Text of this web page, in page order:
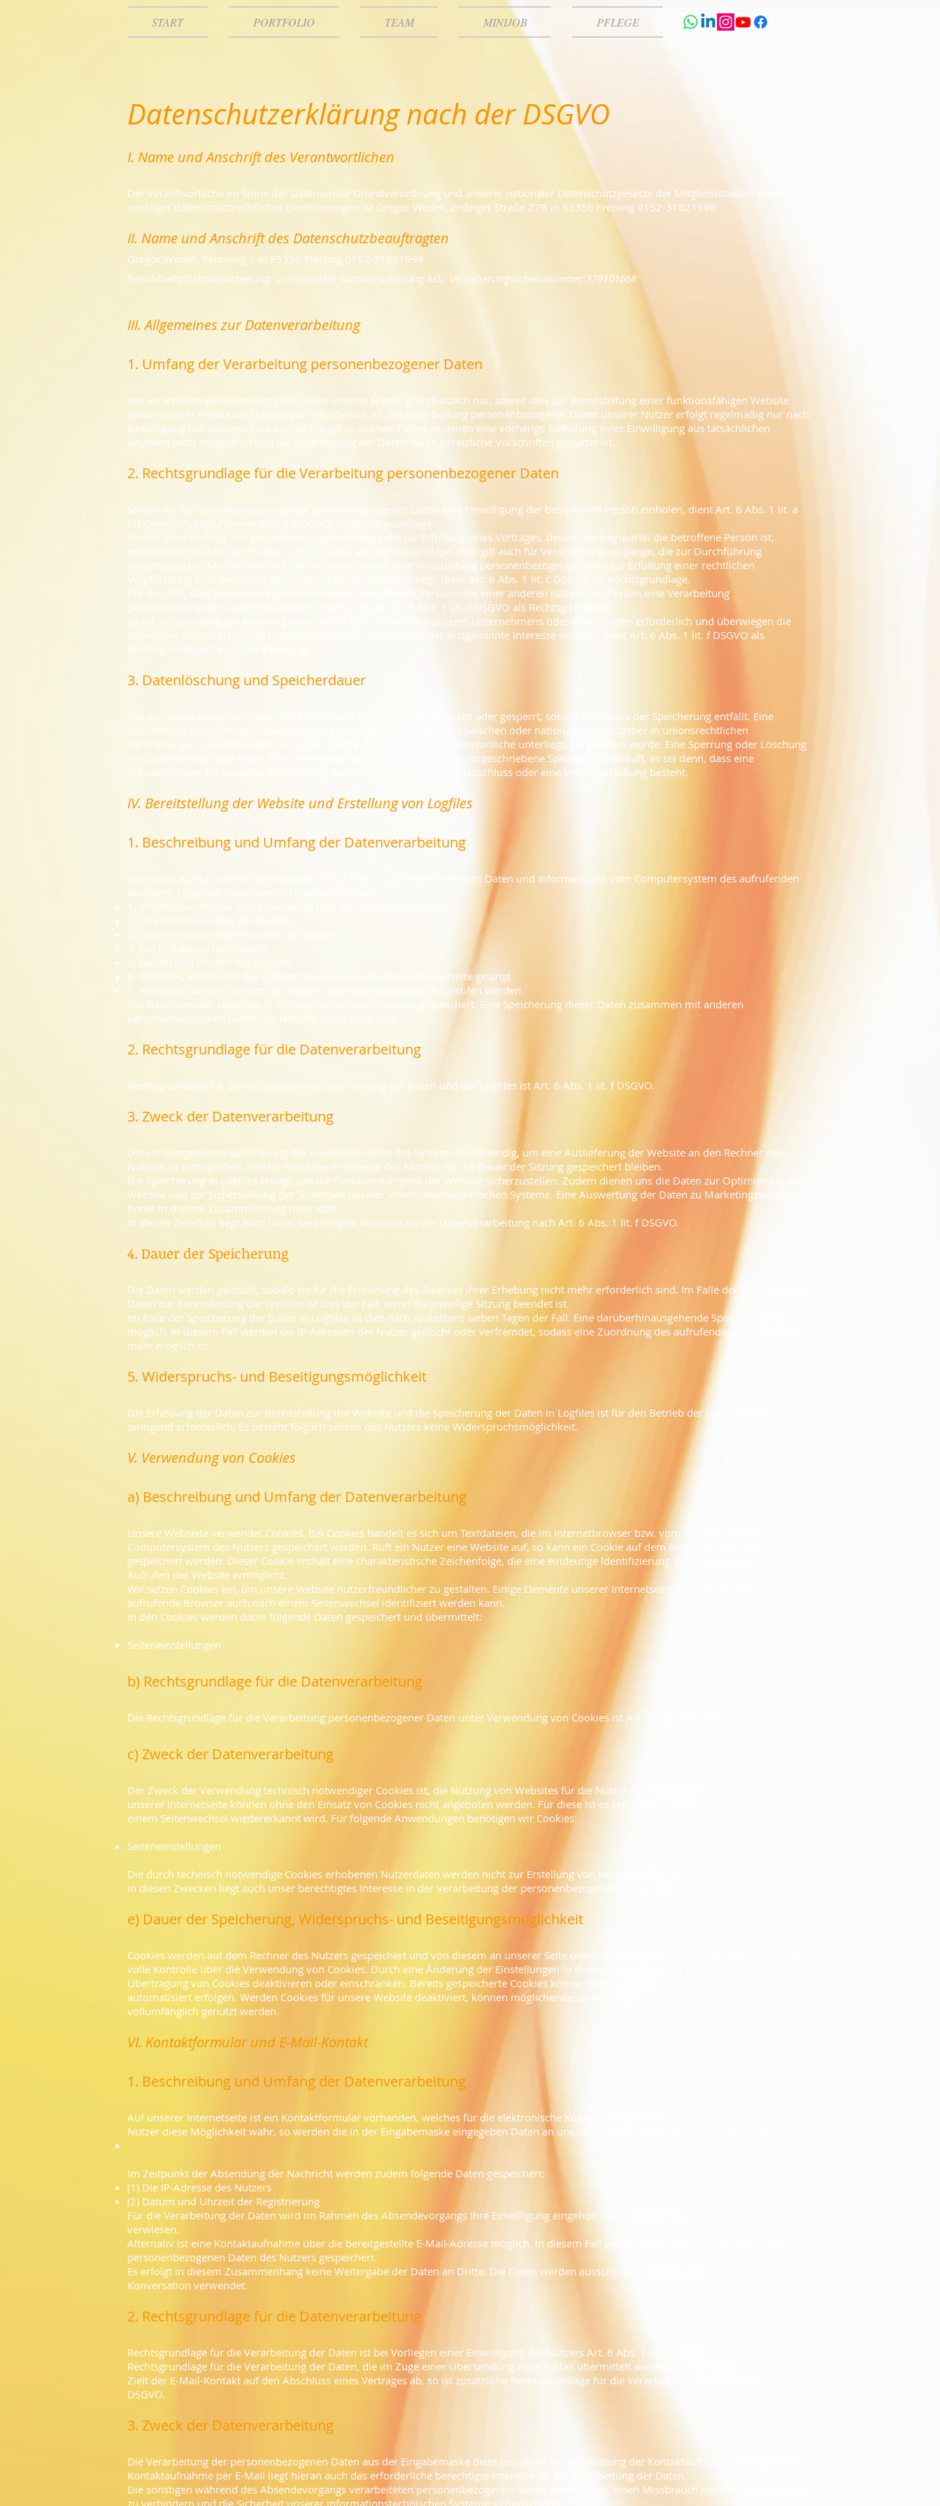
START PORTFOLIO TEAM MINIJOB PFLEGE
Datenschutzerklärung nach der DSGVO
I. Name und Anschrift des Verantwortlichen
Der Verantwortliche im Sinne der Datenschutz-Grundverordnung und anderer nationaler Datenschutzgesetze der Mitgliedsstaaten sowie
sonstiger datenschutzrechtlicher Bestimmungen ist Gregor Wedell, Erdinger Straße 27B in 85356 Freising 0152-31821998
II. Name und Anschrift des Datenschutzbeauftragten
Gregor Wedell, Rennweg 2 in 85356 Freising 0152-31821998
Berufshaftpflichtversicherung: Continentale Sachversicherung AG, Versicherungsscheinnummer 179101668
III. Allgemeines zur Datenverarbeitung
1. Umfang der Verarbeitung personenbezogener Daten
Wir verarbeiten personenbezogene Daten unserer Nutzer grundsätzlich nur, soweit dies zur Bereitstellung einer funktionsfähigen Website
sowie unserer Inhalte und Leistungen erforderlich ist. Die Verarbeitung personenbezogener Daten unserer Nutzer erfolgt regelmäßig nur nach
Einwilligung des Nutzers. Eine Ausnahme gilt in solchen Fällen, in denen eine vorherige Einholung einer Einwilligung aus tatsächlichen
Gründen nicht möglich ist und die Verarbeitung der Daten durch gesetzliche Vorschriften gestattet ist.
2. Rechtsgrundlage für die Verarbeitung personenbezogener Daten
Soweit wir für Verarbeitungsvorgänge personenbezogener Daten eine Einwilligung der betroffenen Person einholen, dient Art. 6 Abs. 1 lit. a
EU-Datenschutzgrundverordnung (DSGVO) als Rechtsgrundlage.
Bei der Verarbeitung von personenbezogenen Daten, die zur Erfüllung eines Vertrages, dessen Vertragspartei die betroffene Person ist,
erforderlich ist, dient Art. 6 Abs. 1 lit. b DSGVO als Rechtsgrundlage. Dies gilt auch für Verarbeitungsvorgänge, die zur Durchführung
vorvertraglicher Maßnahmen erforderlich sind. Soweit eine Verarbeitung personenbezogener Daten zur Erfüllung einer rechtlichen
Verpflichtung erforderlich ist, der unser Unternehmen unterliegt, dient Art. 6 Abs. 1 lit. c DSGVO als Rechtsgrundlage.
Für den Fall, dass lebenswichtige Interessen der betroffenen Person oder einer anderen natürlichen Person eine Verarbeitung
personenbezogener Daten erforderlich machen, dient Art. 6 Abs. 1 lit. d DSGVO als Rechtsgrundlage.
Ist die Verarbeitung zur Wahrung eines berechtigten Interesses unseres Unternehmens oder eines Dritten erforderlich und überwiegen die
Interessen, Grundrechte und Grundfreiheiten des Betroffenen das erstgenannte Interesse nicht, so dient Art. 6 Abs. 1 lit. f DSGVO als
Rechtsgrundlage für die Verarbeitung.
3. Datenlöschung und Speicherdauer
Die personenbezogenen Daten der betroffenen Person werden gelöscht oder gesperrt, sobald der Zweck der Speicherung entfällt. Eine
Speicherung kann darüber hinaus erfolgen, wenn dies durch den europäischen oder nationalen Gesetzgeber in unionsrechtlichen
Verordnungen, Gesetzen oder sonstigen Vorschriften, denen der Verantwortliche unterliegt, vorgesehen wurde. Eine Sperrung oder Löschung
der Daten erfolgt auch dann, wenn eine durch die genannten Normen vorgeschriebene Speicherfrist abläuft, es sei denn, dass eine
Erforderlichkeit zur weiteren Speicherung der Daten für einen Vertragsabschluss oder eine Vertragserfüllung besteht.
IV. Bereitstellung der Website und Erstellung von Logfiles
1. Beschreibung und Umfang der Datenverarbeitung
Bei jedem Aufruf unserer Internetseite erfasst unser System automatisiert Daten und Informationen vom Computersystem des aufrufenden
Rechners. Folgende Daten werden hierbei erhoben:
1. Informationen über den Browsertyp und die verwendete Version
2. Das Betriebssystem des Nutzers
3. Den Internet-Service-Provider des Nutzers
4. Die IP-Adresse des Nutzers
5. Datum und Uhrzeit des Zugriffs
6. Websites, von denen das System des Nutzers auf unsere Internetseite gelangt
7. Websites, die vom System des Nutzers über unsere Website aufgerufen werden
Die Daten werden ebenfalls in den Logfiles unseres Systems gespeichert. Eine Speicherung dieser Daten zusammen mit anderen
personenbezogenen Daten des Nutzers findet nicht statt.
2. Rechtsgrundlage für die Datenverarbeitung
Rechtsgrundlage für die vorübergehende Speicherung der Daten und der Logfiles ist Art. 6 Abs. 1 lit. f DSGVO.
3. Zweck der Datenverarbeitung
Die vorübergehende Speicherung der IP-Adresse durch das System ist notwendig, um eine Auslieferung der Website an den Rechner des
Nutzers zu ermöglichen. Hierfür muss die IP-Adresse des Nutzers für die Dauer der Sitzung gespeichert bleiben.
Die Speicherung in Logfiles erfolgt, um die Funktionsfähigkeit der Website sicherzustellen. Zudem dienen uns die Daten zur Optimierung der
Website und zur Sicherstellung der Sicherheit unserer informationstechnischen Systeme. Eine Auswertung der Daten zu Marketingzwecken
findet in diesem Zusammenhang nicht statt.
In diesen Zwecken liegt auch unser berechtigtes Interesse an der Datenverarbeitung nach Art. 6 Abs. 1 lit. f DSGVO.
4. Dauer der Speicherung
Die Daten werden gelöscht, sobald sie für die Erreichung des Zweckes ihrer Erhebung nicht mehr erforderlich sind. Im Falle der Erfassung der
Daten zur Bereitstellung der Website ist dies der Fall, wenn die jeweilige Sitzung beendet ist.
Im Falle der Speicherung der Daten in Logfiles ist dies nach spätestens sieben Tagen der Fall. Eine darüberhinausgehende Speicherung ist
möglich. In diesem Fall werden die IP-Adressen der Nutzer gelöscht oder verfremdet, sodass eine Zuordnung des aufrufenden Clients nicht
mehr möglich ist.
5. Widerspruchs- und Beseitigungsmöglichkeit
Die Erfassung der Daten zur Bereitstellung der Website und die Speicherung der Daten in Logfiles ist für den Betrieb der Internetseite
zwingend erforderlich. Es besteht folglich seitens des Nutzers keine Widerspruchsmöglichkeit.
V. Verwendung von Cookies
a) Beschreibung und Umfang der Datenverarbeitung
Unsere Webseite verwendet Cookies. Bei Cookies handelt es sich um Textdateien, die im Internetbrowser bzw. vom Internetbrowser auf dem
Computersystem des Nutzers gespeichert werden. Ruft ein Nutzer eine Website auf, so kann ein Cookie auf dem Betriebssystem des Nutzers
gespeichert werden. Dieser Cookie enthält eine charakteristische Zeichenfolge, die eine eindeutige Identifizierung des Browsers beim erneuten
Aufrufen der Website ermöglicht.
Wir setzen Cookies ein, um unsere Website nutzerfreundlicher zu gestalten. Einige Elemente unserer Internetseite erfordern es, dass der
aufrufende Browser auch nach einem Seitenwechsel identifiziert werden kann.
In den Cookies werden dabei folgende Daten gespeichert und übermittelt:
Seiteneinstellungen
b) Rechtsgrundlage für die Datenverarbeitung
Die Rechtsgrundlage für die Verarbeitung personenbezogener Daten unter Verwendung von Cookies ist Art. 6 Abs. 1 lit. f DSGVO.
c) Zweck der Datenverarbeitung
Der Zweck der Verwendung technisch notwendiger Cookies ist, die Nutzung von Websites für die Nutzer zu vereinfachen. Einige Funktionen
unserer Internetseite können ohne den Einsatz von Cookies nicht angeboten werden. Für diese ist es erforderlich, dass der Browser auch nach
einem Seitenwechsel wiedererkannt wird. Für folgende Anwendungen benötigen wir Cookies:
Seiteneinstellungen
Die durch technisch notwendige Cookies erhobenen Nutzerdaten werden nicht zur Erstellung von Nutzerprofilen verwendet.
In diesen Zwecken liegt auch unser berechtigtes Interesse in der Verarbeitung der personenbezogenen Daten nach Art. 6 Abs. 1 lit. f DSGVO.
e) Dauer der Speicherung, Widerspruchs- und Beseitigungsmöglichkeit
Cookies werden auf dem Rechner des Nutzers gespeichert und von diesem an unserer Seite übermittelt. Daher haben Sie als Nutzer auch die
volle Kontrolle über die Verwendung von Cookies. Durch eine Änderung der Einstellungen in Ihrem Internetbrowser können Sie die
Übertragung von Cookies deaktivieren oder einschränken. Bereits gespeicherte Cookies können jederzeit gelöscht werden. Dies kann auch
automatisiert erfolgen. Werden Cookies für unsere Website deaktiviert, können möglicherweise nicht mehr alle Funktionen der Website
vollumfänglich genutzt werden.
VI. Kontaktformular und E-Mail-Kontakt
1. Beschreibung und Umfang der Datenverarbeitung
Auf unserer Internetseite ist ein Kontaktformular vorhanden, welches für die elektronische Kontaktaufnahme genutzt werden kann. Nimmt ein
Nutzer diese Möglichkeit wahr, so werden die in der Eingabemaske eingegeben Daten an uns übermittelt und gespeichert. Diese Daten sind:
Im Zeitpunkt der Absendung der Nachricht werden zudem folgende Daten gespeichert:
(1) Die IP-Adresse des Nutzers
(2) Datum und Uhrzeit der Registrierung
Für die Verarbeitung der Daten wird im Rahmen des Absendevorgangs Ihre Einwilligung eingeholt und auf diese Datenschutzerklärung
verwiesen.
Alternativ ist eine Kontaktaufnahme über die bereitgestellte E-Mail-Adresse möglich. In diesem Fall werden die mit der E-Mail übermittelten
personenbezogenen Daten des Nutzers gespeichert.
Es erfolgt in diesem Zusammenhang keine Weitergabe der Daten an Dritte. Die Daten werden ausschließlich für die Verarbeitung der
Konversation verwendet.
2. Rechtsgrundlage für die Datenverarbeitung
Rechtsgrundlage für die Verarbeitung der Daten ist bei Vorliegen einer Einwilligung des Nutzers Art. 6 Abs. 1 lit. a DSGVO.
Rechtsgrundlage für die Verarbeitung der Daten, die im Zuge einer Übersendung einer E-Mail übermittelt werden, ist Art. 6 Abs. 1 lit. f DSGVO.
Zielt der E-Mail-Kontakt auf den Abschluss eines Vertrages ab, so ist zusätzliche Rechtsgrundlage für die Verarbeitung Art. 6 Abs. 1 lit. b
DSGVO.
3. Zweck der Datenverarbeitung
Die Verarbeitung der personenbezogenen Daten aus der Eingabemaske dient uns allein zur Bearbeitung der Kontaktaufnahme. Im Falle einer
Kontaktaufnahme per E-Mail liegt hieran auch das erforderliche berechtigte Interesse an der Verarbeitung der Daten.
Die sonstigen während des Absendevorgangs verarbeiteten personenbezogenen Daten dienen dazu, einen Missbrauch des Kontaktformulars
zu verhindern und die Sicherheit unserer informationstechnischen Systeme sicherzustellen.